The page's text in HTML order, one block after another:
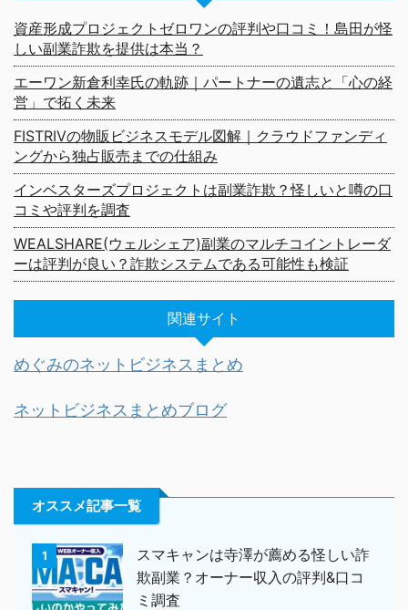
資産形成プロジェクトゼロワンの評判や口コミ！島田が怪
しい副業詐欺を提供は本当？
エーワン新倉利幸氏の軌跡｜パートナーの遺志と「心の経
営」で拓く未来
FISTRIVの物販ビジネスモデル図解｜クラウドファンディ
ングから独占販売までの仕組み
インベスターズプロジェクトは副業詐欺？怪しいと噂の口
コミや評判を調査
WEALSHARE(ウェルシェア)副業のマルチコイントレーダ
ーは評判が良い？詐欺システムである可能性も検証
関連サイト
めぐみのネットビジネスまとめ
ネットビジネスまとめブログ
オススメ記事一覧
1
スマキャンは寺澤が薦める怪しい詐
欺副業？オーナー収入の評判&口コ
ミ調査